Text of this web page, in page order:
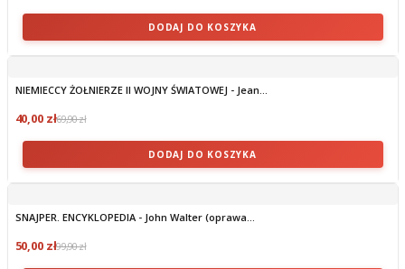
DODAJ DO KOSZYKA
NIEMIECCY ŻOŁNIERZE II WOJNY ŚWIATOWEJ - Jean...
40,00 zł69,90 zł
DODAJ DO KOSZYKA
SNAJPER. ENCYKLOPEDIA - John Walter (oprawa...
50,00 zł99,90 zł